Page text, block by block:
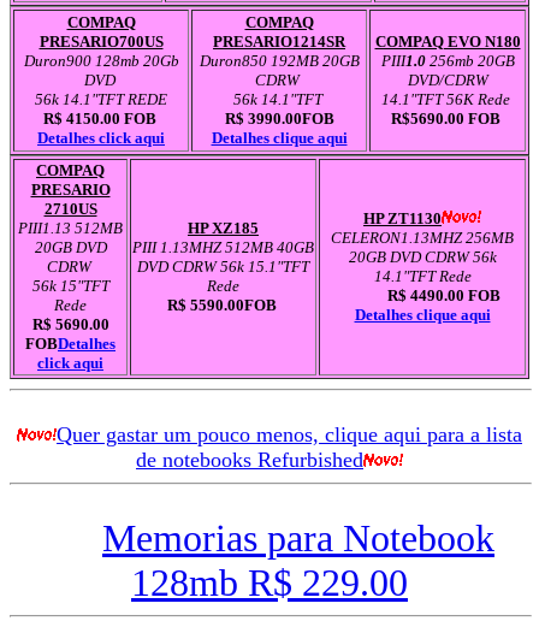
COMPAQ
PRESARIO700US
Duron900 128mb 20Gb
DVD
56k 14.1"TFT REDE
R$ 4150.00 FOB
Detalhes click aqui
COMPAQ
PRESARIO1214SR
Duron850 192MB 20GB
CDRW
56k 14.1"TFT
R$ 3990.00FOB
Detalhes clique aqui
COMPAQ EVO N180
PIII1.0256mb 20GB
DVD/CDRW
14.1"TFT 56K Rede
R$5690.00 FOB
COMPAQ
PRESARIO
2710US
PIII1.13 512MB
20GB DVD
CDRW
56k 15"TFT
Rede
R$ 5690.00
FOBDetalhes
click aqui
HP XZ185
PIII 1.13MHZ 512MB 40GB
DVD CDRW 56k 15.1"TFT
Rede
R$ 5590.00FOB
HP ZT1130
CELERON1.13MHZ 256MB
20GB DVD CDRW 56k
14.1"TFT Rede
R$ 4490.00 FOB
Detalhes clique aqui
Quer gastar um pouco menos, clique aqui para a lista
de notebooks Refurbished
Memorias para Notebook
128mb R$ 229.00